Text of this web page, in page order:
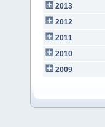
2013
2012
2011
2010
2009